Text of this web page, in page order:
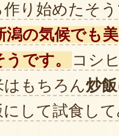
り始めたそ
潟の気候でも
です。
コシ
もちろん炒
して試食し